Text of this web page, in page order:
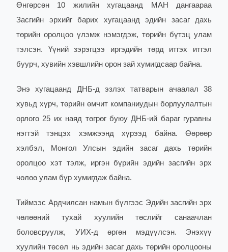
Өнгөрсөн 10 жилийн хугацаанд МАН дангаараа
Засгийн эрхийг барих хугацаанд эдийн засаг дахь
төрийн оролцоо үлэмж нэмэгдэж, төрийн бүтэц улам
тэлсэн. Үүний зэрэгцээ иргэдийн төрд итгэх итгэл
буурч, хувийн хэвшлийн орон зай хумигдсаар байна.
Энэ хугацаанд ДНБ-д эзлэх татварын ачаалал 38
хувьд хүрч, төрийн өмчит компаниудын борлуулалтын
орлого 25 их наяд төгрөг буюу ДНБ-ий бараг гуравны
нэгтэй тэнцэх хэмжээнд хүрээд байна. Өөрөөр
хэлбэл, Монгол Улсын эдийн засаг дахь төрийн
оролцоо хэт тэлж, иргэн бүрийн эдийн засгийн эрх
чөлөө улам бүр хумигдаж байна.
Тиймээс Ардчилсан намын бүлгээс Эдийн засгийн эрх
чөлөөний тухай хуулийн төслийг санаачлан
боловсруулж, УИХ-д өргөн мэдүүлсэн. Энэхүү
хуулийн төсөл нь эдийн засаг дахь төрийн оролцооны